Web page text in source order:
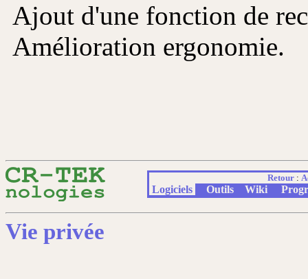
Ajout d'une fonction de
Amélioration ergonomie.
Retour :
Logiciels Outils Wiki
Vie privée